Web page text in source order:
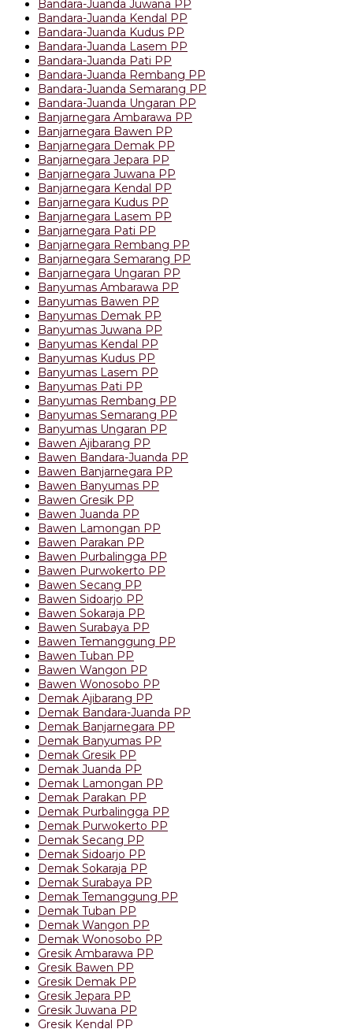
Bandara-Juanda Juwana PP
Bandara-Juanda Kendal PP
Bandara-Juanda Kudus PP
Bandara-Juanda Lasem PP
Bandara-Juanda Pati PP
Bandara-Juanda Rembang PP
Bandara-Juanda Semarang PP
Bandara-Juanda Ungaran PP
Banjarnegara Ambarawa PP
Banjarnegara Bawen PP
Banjarnegara Demak PP
Banjarnegara Jepara PP
Banjarnegara Juwana PP
Banjarnegara Kendal PP
Banjarnegara Kudus PP
Banjarnegara Lasem PP
Banjarnegara Pati PP
Banjarnegara Rembang PP
Banjarnegara Semarang PP
Banjarnegara Ungaran PP
Banyumas Ambarawa PP
Banyumas Bawen PP
Banyumas Demak PP
Banyumas Juwana PP
Banyumas Kendal PP
Banyumas Kudus PP
Banyumas Lasem PP
Banyumas Pati PP
Banyumas Rembang PP
Banyumas Semarang PP
Banyumas Ungaran PP
Bawen Ajibarang PP
Bawen Bandara-Juanda PP
Bawen Banjarnegara PP
Bawen Banyumas PP
Bawen Gresik PP
Bawen Juanda PP
Bawen Lamongan PP
Bawen Parakan PP
Bawen Purbalingga PP
Bawen Purwokerto PP
Bawen Secang PP
Bawen Sidoarjo PP
Bawen Sokaraja PP
Bawen Surabaya PP
Bawen Temanggung PP
Bawen Tuban PP
Bawen Wangon PP
Bawen Wonosobo PP
Demak Ajibarang PP
Demak Bandara-Juanda PP
Demak Banjarnegara PP
Demak Banyumas PP
Demak Gresik PP
Demak Juanda PP
Demak Lamongan PP
Demak Parakan PP
Demak Purbalingga PP
Demak Purwokerto PP
Demak Secang PP
Demak Sidoarjo PP
Demak Sokaraja PP
Demak Surabaya PP
Demak Temanggung PP
Demak Tuban PP
Demak Wangon PP
Demak Wonosobo PP
Gresik Ambarawa PP
Gresik Bawen PP
Gresik Demak PP
Gresik Jepara PP
Gresik Juwana PP
Gresik Kendal PP